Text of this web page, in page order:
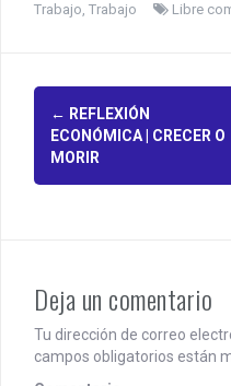
Trabajo, Trabajo Libre
n
a
v
← REFLEXIÓN
ECONÓMICA | CRECER O
MORIR
Deja un comentario
Tu dirección de correo
campos obligatorios están